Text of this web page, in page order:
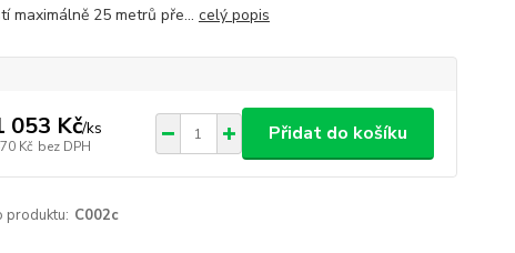
maximálně 25 metrů pře... celý popis
053 Kč/ks
Kč bez DPH
Přidat do košíku
produktu: C002c